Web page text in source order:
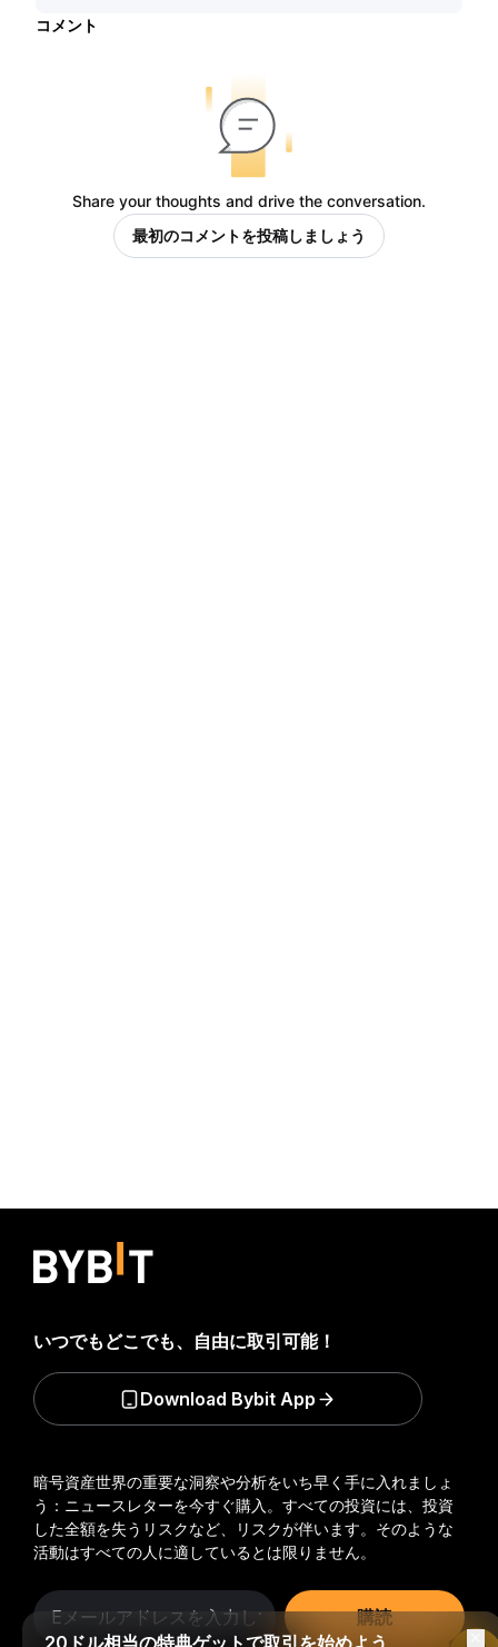
コメント
Share your thoughts and drive the conversation.
最初のコメントを投稿しましょう
暗号資産世界の重要な洞察や分析をいち早く手に入れましょ
う：ニュースレターを今すぐ購入。 すべての投資には、投資
した全額を失うリスクなど、リスクが伴います。そのような
活動はすべての人に適しているとは限りません。
購読
いつでもどこでも、自由に取引可能！
Download Bybit App
20ドル相当の特典ゲットで取引を始めよう